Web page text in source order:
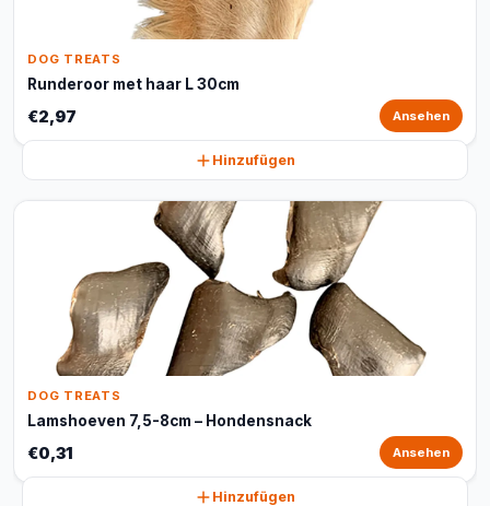
DOG TREATS
Runderoor met haar L 30cm
€2,97 Ansehen
Hinzufügen
DOG TREATS
Lamshoeven 7,5-8cm – Hondensnack
€0,31 Ansehen
Hinzufügen